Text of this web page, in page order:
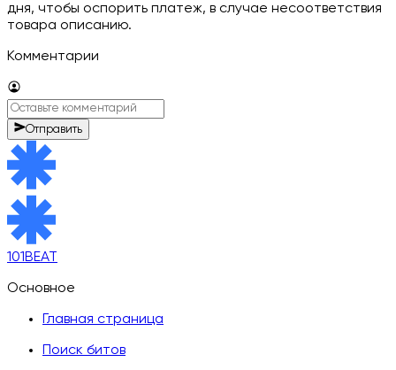
дня, чтобы оспорить платеж, в случае несоответствия
товара описанию.
Комментарии
Отправить
101BEAT
Основное
Главная страница
Поиск битов